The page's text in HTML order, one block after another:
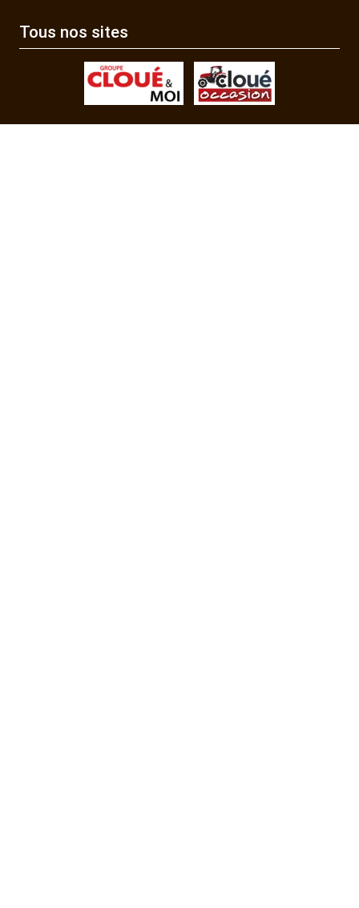
Tous nos sites